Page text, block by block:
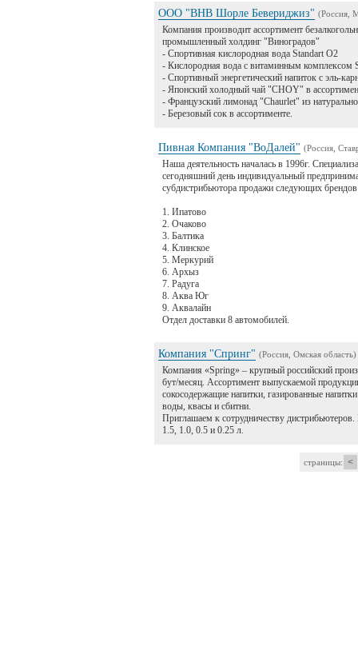
ООО "ВНВ Шорле Бевериджиз" (Россия,
Компания производит ассортимент
промышленный холдинг "Виноградов"
- Спортивная кислородная вода Standart O2
- Кислородная вода с витаминным комплексом
- Спортивный энергетический напиток с эль-
- Японский холодный чай "CHOY" в
- Французский лимонад "Chaurlet" из
- Березовый сок в ассортименте.
Пивная Компания "ВоДалей" (Россия,
Наша деятельность началась в 1996г.
сегодняшний день индивидуальный
субдистрибьютора продажи следующих
1. Ипатово
2. Очаково
3. Балтика
4. Клинское
5. Меркурий
6. Архыз
7. Радуга
8. Аква Юг
9. Аквалайн
Отдел доставки 8 автомобилей.
Компания "Спринг" (Россия, Омская область)
Компания «Spring» – крупный российский
бут/месяц. Ассортимент выпускаемой
сокосодержащие напитки, газированные
воды, квасы и сбитни.
Приглашаем к сотрудничеству
1.5, 1.0, 0.5 и 0.25 л.
страницы: <